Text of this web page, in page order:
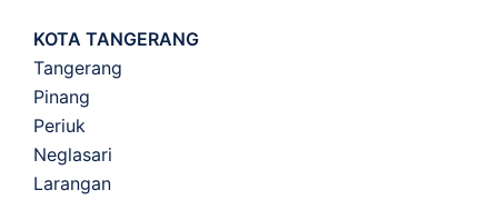
KOTA TANGERANG
Tangerang
Pinang
Periuk
Neglasari
Larangan